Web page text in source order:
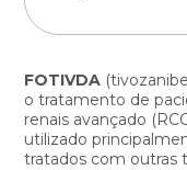
FOTIVDA
o tratamento de
renais avançado
utilizado
tratados com outras